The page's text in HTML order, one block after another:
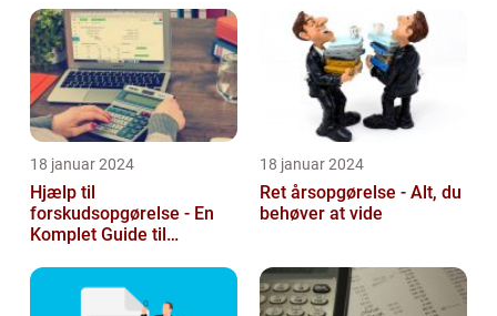
18 januar 2024
Hjælp til
forskudsopgørelse - En
Komplet Guide til
18 januar 2024
Ret årsopgørelse - Alt, du
behøver at vide